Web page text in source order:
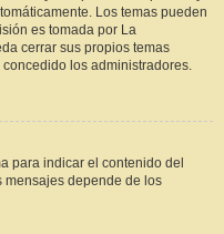
Los temas pueden
es tomada por La
cerrar sus propios temas
los administradores.
para indicar el contenido del
mensajes depende de los